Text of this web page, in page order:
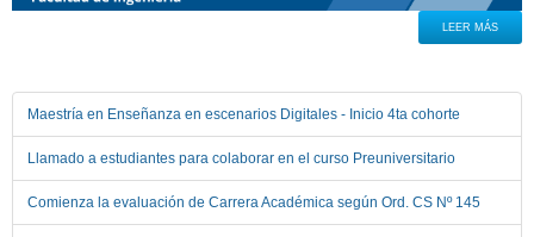
LEER MÁS
Maestría en Enseñanza en escenarios Digitales - Inicio 4ta cohorte
Llamado a estudiantes para colaborar en el curso Preuniversitario
Comienza la evaluación de Carrera Académica según Ord. CS Nº 145